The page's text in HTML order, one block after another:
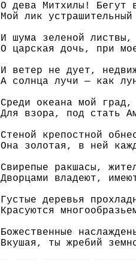
О дева Митхилы! Бегут
Мой лик
И шума зеленой листвы,
О царская дочь, при
И ветер не дует,
А солнца лучи — как
Среди океана мой град,
Для взора, под стать
Стеной крепостной
Она золотая, в ней
Свирепые ракшасы,
Дворцами владеют,
Густые деревья
Красуются
Божественные
Вкушая, ты жребий